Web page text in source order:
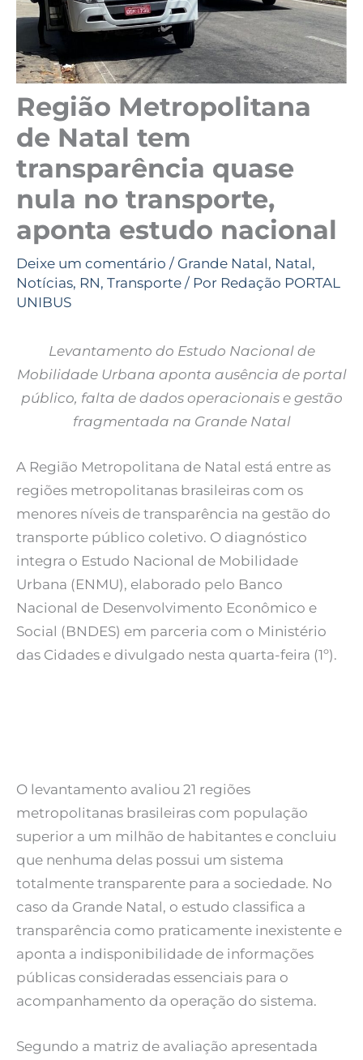
Região Metropolitana
de Natal tem
transparência quase
nula no transporte,
aponta estudo nacional
Deixe um comentário / Grande Natal, Natal,
Notícias, RN, Transporte / Por Redação PORTAL
UNIBUS
Levantamento do Estudo Nacional de
Mobilidade Urbana aponta ausência de portal
público, falta de dados operacionais e gestão
fragmentada na Grande Natal
A Região Metropolitana de Natal está entre as
regiões metropolitanas brasileiras com os
menores níveis de transparência na gestão do
transporte público coletivo. O diagnóstico
integra o Estudo Nacional de Mobilidade
Urbana (ENMU), elaborado pelo Banco
Nacional de Desenvolvimento Econômico e
Social (BNDES) em parceria com o Ministério
das Cidades e divulgado nesta quarta-feira (1º).
O levantamento avaliou 21 regiões
metropolitanas brasileiras com população
superior a um milhão de habitantes e concluiu
que nenhuma delas possui um sistema
totalmente transparente para a sociedade. No
caso da Grande Natal, o estudo classifica a
transparência como praticamente inexistente e
aponta a indisponibilidade de informações
públicas consideradas essenciais para o
acompanhamento da operação do sistema.
Segundo a matriz de avaliação apresentada